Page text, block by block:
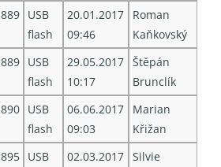
889 USB
flash
20.01.2017
09:46
Roman
Kaňkovský
889 USB
flash
29.05.2017
10:17
Štěpán
Brunclík
890 USB
flash
06.06.2017
09:03
Marian
Křižan
895 USB
02.03.2017 Silvie